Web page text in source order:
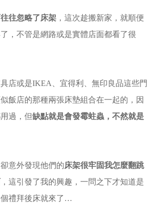
往忽略了床架 ，這次趁搬新家，就順便
，不管是網路或是實體店面都看了很
店或是IKEA、宜得利、無印良品這些門
飯店的那種兩張床墊組合在一起的，因
過，但缺點就是會發霉蛀蟲，不然就是
意外發現他們的床架很牢固我怎麼翻跳
，這引發了我的興趣，一問之下才知道是
禮拜後床就來了…